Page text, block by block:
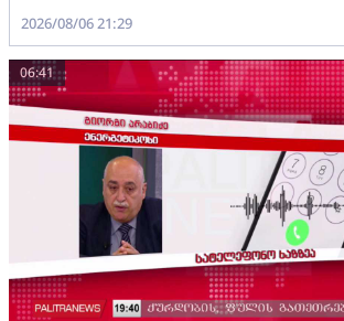
2026/08/06 21:29
06:41